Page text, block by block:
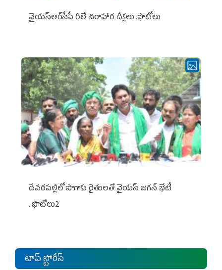
వైయ‌స్ఆర్‌సీపీ రిలే నిరాహార దీక్షలు..ఫొటోలు
దేవరపల్లిలో పొగాకు రైతులతో వైయస్ జగన్ భేటీ
..ఫొటోలు2
టాప్ స్టోరీస్